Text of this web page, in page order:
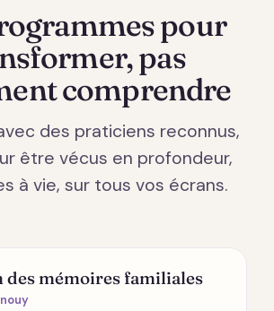
pour
pas
comprendre
des praticiens reconnus,
être vécus en profondeur,
à vie, sur tous vos écrans.
des mémoires familiales